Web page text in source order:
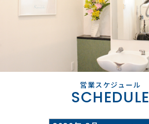
SCHEDULE